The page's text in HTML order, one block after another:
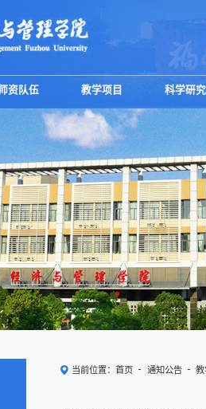
资队伍 教学项目 科学研究
当前位置： 首页 通知公告 教